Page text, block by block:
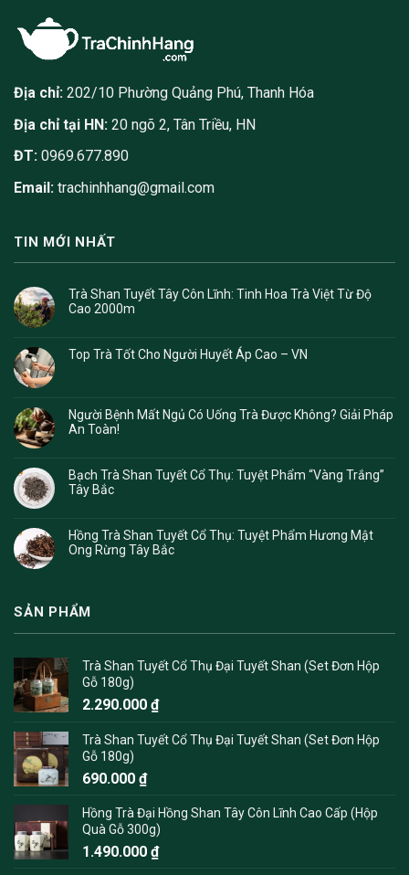
Địa chỉ: 202/10 Phường Quảng Phú, Thanh Hóa
Địa chỉ tại HN: 20 ngõ 2, Tân Triều, HN
ĐT: 0969.677.890
Email: trachinhhang@gmail.com
TIN MỚI NHẤT
Trà Shan Tuyết Tây Côn Lĩnh: Tinh Hoa Trà Việt Từ Độ
Cao 2000m
Top Trà Tốt Cho Người Huyết Áp Cao – VN
Người Bệnh Mất Ngủ Có Uống Trà Được Không? Giải Pháp
An Toàn!
Bạch Trà Shan Tuyết Cổ Thụ: Tuyệt Phẩm “Vàng Trắng”
Tây Bắc
Hồng Trà Shan Tuyết Cổ Thụ: Tuyệt Phẩm Hương Mật
Ong Rừng Tây Bắc
SẢN PHẨM
Trà Shan Tuyết Cổ Thụ Đại Tuyết Shan (Set Đơn Hộp
Gỗ 180g)
2.290.000 ₫
Trà Shan Tuyết Cổ Thụ Đại Tuyết Shan (Set Đơn Hộp
Gỗ 180g)
690.000 ₫
Hồng Trà Đại Hồng Shan Tây Côn Lĩnh Cao Cấp (Hộp
Quà Gỗ 300g)
1.490.000 ₫